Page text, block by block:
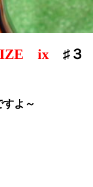
ix ♯３
すよ～